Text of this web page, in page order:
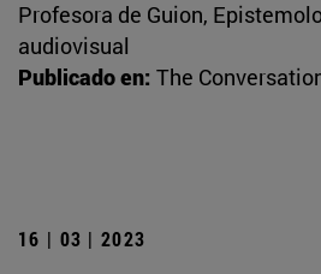
Profesora de Guion,
audiovisual
Publicado en: The
16 | 03 | 2023